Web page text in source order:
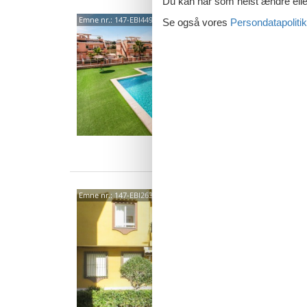
Emne nr.: 147-EBI449
Emne nr.: 147-EBI263
Se også vores Persondatapolitik